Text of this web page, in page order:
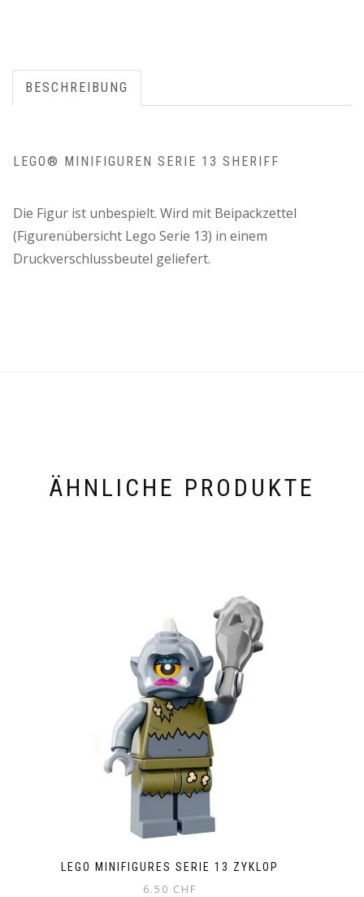
BESCHREIBUNG
LEGO® MINIFIGUREN SERIE 13 SHERIFF
Die Figur ist unbespielt. Wird mit Beipackzettel
(Figurenübersicht Lego Serie 13) in einem
Druckverschlussbeutel geliefert.
ÄHNLICHE PRODUKTE
LEGO MINIFIGURES SERIE 13 ZYKLOP
6.50 CHF